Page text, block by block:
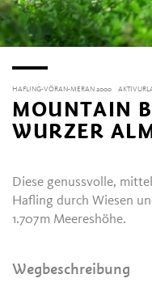
HAFLING-VÖRAN-MERAN 2000
MOUNTAIN
WURZER
Diese genussvolle,
Hafling durch Wiesen
1.707m Meereshöhe.
Wegbeschreibung